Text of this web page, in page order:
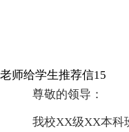
老师给学生推荐信15
尊敬的领导：
我校XX级XX本科